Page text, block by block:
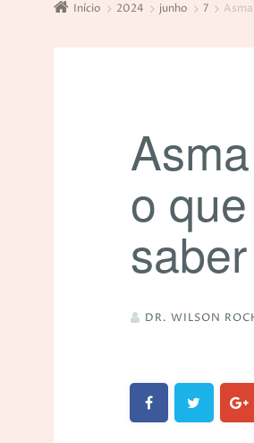
Início 2024 junho 7
o
saber
DR. WILSON